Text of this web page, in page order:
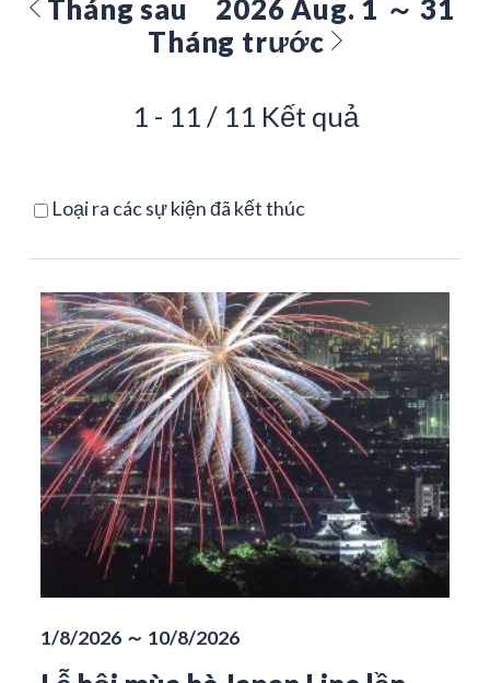
Tháng sau
2026 Aug. 1 ～ 31
Tháng trước
1 - 11 / 11 Kết quả
Loại ra các sự kiện đã kết thúc
1/8/2026 ～ 10/8/2026